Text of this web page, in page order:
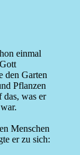
einmal
den Garten
Pflanzen
das, was er
Menschen
er zu sich: